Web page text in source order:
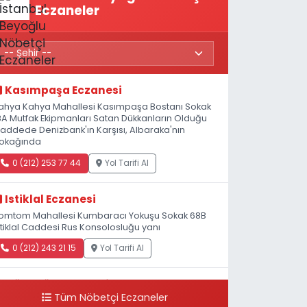
Eczaneler
Kasımpaşa Eczanesi
Kahya Mahallesi Kasımpaşa Bostanı Sokak
Mutfak Ekipmanları Satan Dükkanların Olduğu
Denizbank'ın Karşısı, Albaraka'nın
0 (212) 253 77 44 Yol Tarifi Al
Istiklal Eczanesi
Mahallesi Kumbaracı Yokuşu Sokak 68B
Caddesi Rus Konsolosluğu yanı
0 (212) 243 21 15 Yol Tarifi Al
Güleryüz Eczanesi
Mahallesi Şaban Deresi Sokak 7 D Koç
Tüm Nöbetçi Eczaneler